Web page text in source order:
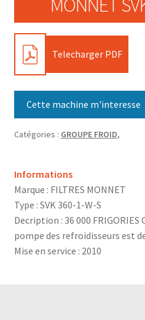
MONNET
PDF Telecharger PDF
Cette machine m'interesse
Catégories : GROUPE FROID,
Informations
Marque : FILTRES MONNET
Type : SVK 360-1-W-S
Decription : 36 000 FRIGORIES
pompe des refroidisseurs est
Mise en service : 2010